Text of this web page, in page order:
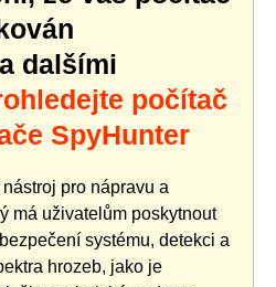
a dalšími
počítač
SpyHunter
pro nápravu a
má uživatelům poskytnout
systému, detekci a
hrozeb, jako je